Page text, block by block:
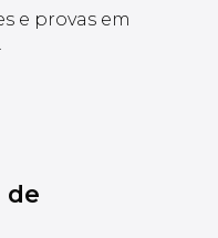
e provas em
de